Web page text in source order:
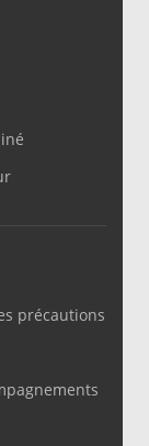
précautions